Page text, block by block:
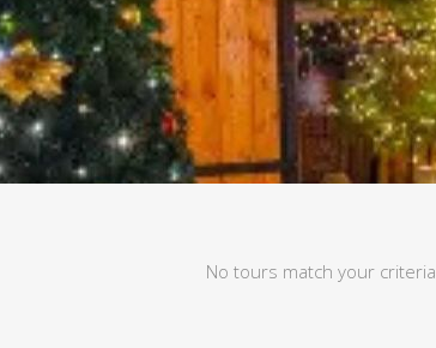
No tours match your criteria